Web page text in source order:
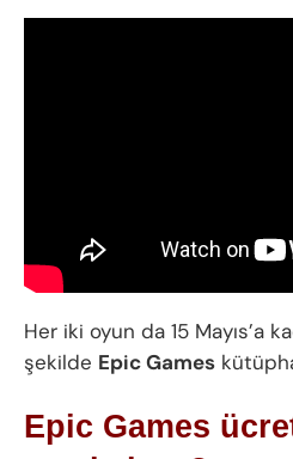
Her iki oyun da 15 Mayıs’a
şekilde Epic Games
Epic Games